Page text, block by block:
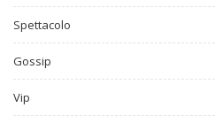
Spettacolo
Gossip
Vip